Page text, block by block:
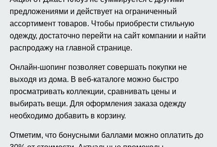
предложениями и действует на ограниченный
ассортимент товаров. Чтобы приобрести стильную
одежду, достаточно перейти на сайт компании и найти
распродажу на главной странице.
Онлайн-шопинг позволяет совершать покупки не
выходя из дома. В веб-каталоге можно быстро
просматривать коллекции, сравнивать цены и
выбирать вещи. Для оформления заказа одежду
необходимо добавить в корзину.
Отметим, что бонусными баллами можно оплатить до